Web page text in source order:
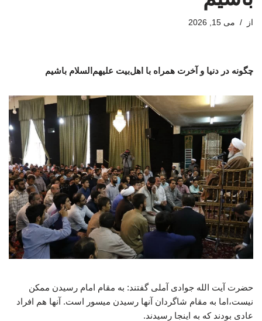
از می 15, 2026
چگونه در دنیا و آخرت همراه با اهل‌بیت علیهم‌السلام باشیم
حضرت آیت الله جوادی آملی گفتند: به مقام امام رسیدن ممکن
نیست،اما به مقام شاگردان آنها رسیدن میسور است. آنها هم افراد
عادی بودند که به اینجا رسیدند.